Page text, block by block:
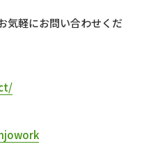
気軽にお問い合わせくだ